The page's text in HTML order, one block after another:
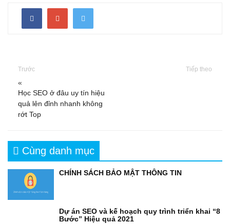
Trước
«
Học SEO ở đâu uy tín hiệu
quả lên đỉnh nhanh không
rớt Top
Tiếp theo
Cùng danh mục
CHÍNH SÁCH BẢO MẬT THÔNG TIN
Dự án SEO và kế hoạch quy trình triển khai “8
Bước” Hiệu quả 2021